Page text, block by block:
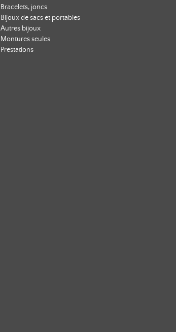
Bracelets, joncs
Bijoux de sacs et portables
Autres bijoux
Montures seules
Prestations